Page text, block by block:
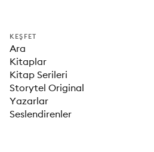
KEŞFET
Ara
Kitaplar
Kitap Serileri
Storytel Original
Yazarlar
Seslendirenler